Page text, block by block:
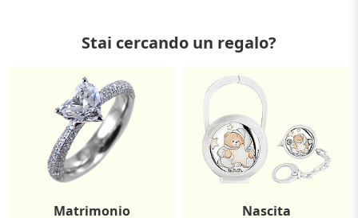
Stai cercando un regalo?
Matrimonio Nascita